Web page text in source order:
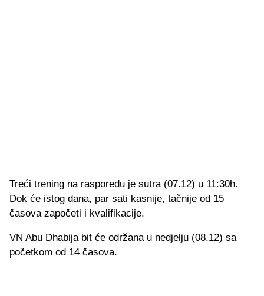
Treći trening na rasporedu je sutra (07.12) u 11:30h.
Dok će istog dana, par sati kasnije, tačnije od 15
časova započeti i kvalifikacije.
VN Abu Dhabija bit će održana u nedjelju (08.12) sa
početkom od 14 časova.